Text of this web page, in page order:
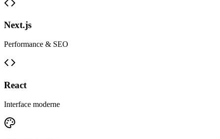
Next.js
Performance & SEO
React
Interface moderne